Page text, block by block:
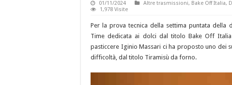
01/11/2024 Altre trasmissioni, Bake Off Italia,
1,978 Visite
Per la prova tecnica della settima puntata della
Time dedicata ai dolci dal titolo Bake Off
pasticcere Iginio Massari ci ha proposto uno dei
difficoltà, dal titolo Tiramisù da forno.